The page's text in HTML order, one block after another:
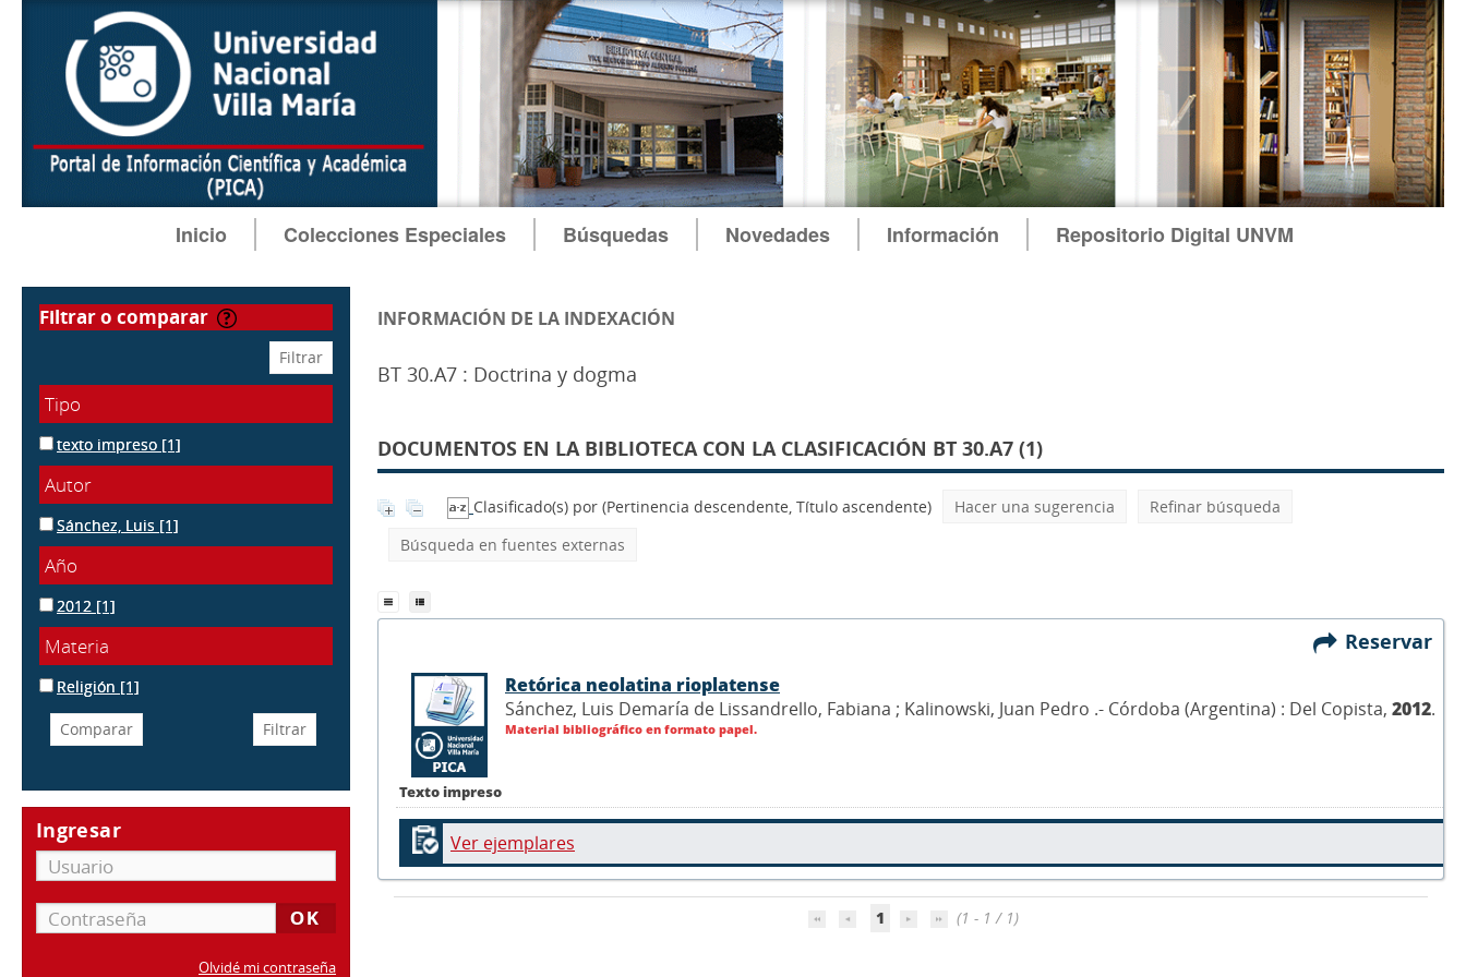
Inicio Colecciones Especiales Búsquedas Novedades Información Repositorio Digital UNVM
filtrar o comparar
Tipo
texto impreso [1]
Autor
Sánchez, Luis [1]
Año
2012 [1]
Materia
Religión [1]
Ingresar
Olvidé mi contraseña
INFORMACIÓN DE LA INDEXACIÓN
BT 30.A7 : Doctrina y dogma
DOCUMENTOS EN LA BIBLIOTECA CON LA CLASIFICACIÓN BT 30.A7 (1)
Clasificado(s) por (Pertinencia descendente, Título ascendente) Hacer una sugerencia
Refinar búsqueda
Búsqueda en fuentes externas
Reservar
Texto impreso
Retórica neolatina rioplatense
Sánchez, Luis Demaría de Lissandrello, Fabiana ; Kalinowski, Juan Pedro .- Córdoba (Argentina) : Del Copista, 2012.
Material bibliográfico en formato papel.
Ver ejemplares
1 (1 - 1 / 1)